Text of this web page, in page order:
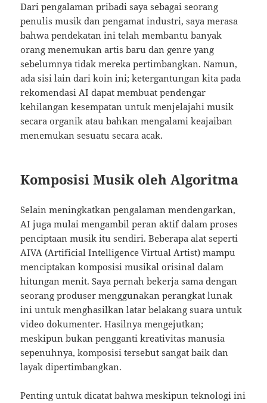
Dari pengalaman pribadi saya sebagai seorang
penulis musik dan pengamat industri, saya merasa
bahwa pendekatan ini telah membantu banyak
orang menemukan artis baru dan genre yang
sebelumnya tidak mereka pertimbangkan. Namun,
ada sisi lain dari koin ini; ketergantungan kita pada
rekomendasi AI dapat membuat pendengar
kehilangan kesempatan untuk menjelajahi musik
secara organik atau bahkan mengalami keajaiban
menemukan sesuatu secara acak.
Komposisi Musik oleh Algoritma
Selain meningkatkan pengalaman mendengarkan,
AI juga mulai mengambil peran aktif dalam proses
penciptaan musik itu sendiri. Beberapa alat seperti
AIVA (Artificial Intelligence Virtual Artist) mampu
menciptakan komposisi musikal orisinal dalam
hitungan menit. Saya pernah bekerja sama dengan
seorang produser menggunakan perangkat lunak
ini untuk menghasilkan latar belakang suara untuk
video dokumenter. Hasilnya mengejutkan;
meskipun bukan pengganti kreativitas manusia
sepenuhnya, komposisi tersebut sangat baik dan
layak dipertimbangkan.
Penting untuk dicatat bahwa meskipun teknologi ini